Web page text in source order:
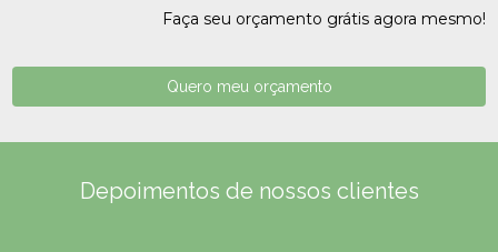
Faça seu orçamento grátis agora mesmo!
Quero meu orçamento
Depoimentos de nossos clientes